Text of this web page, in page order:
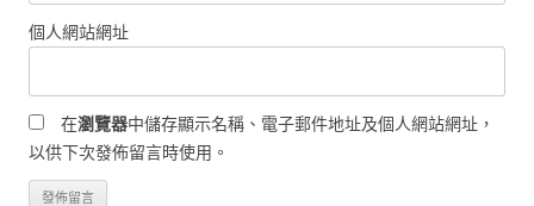
個人網站網址
在瀏覽器中儲存顯示名稱、電子郵件地址及個人網站網址，
以供下次發佈留言時使用。